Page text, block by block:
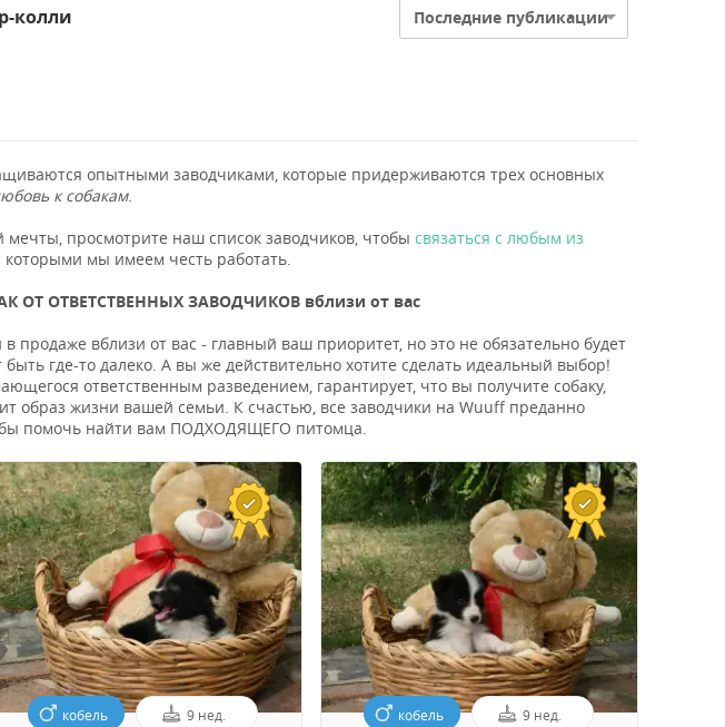
колли Последние публикации
опытными заводчиками, которые придерживаются трех основных
к собакам.
мечты, просмотрите наш список заводчиков, чтобы связаться с любым из
которыми мы имеем честь работать.
ОТВЕТСТВЕННЫХ ЗАВОДЧИКОВ вблизи от вас
вблизи от вас - главный ваш приоритет, но это не обязательно будет
где-то далеко. А вы же действительно хотите сделать идеальный выбор!
ответственным разведением, гарантирует, что вы получите собаку,
образ жизни вашей семьи. К счастью, все заводчики на Wuuff преданно
помочь найти вам ПОДХОДЯЩЕГО питомца.
кобель 9 нед. кобель 9 нед.